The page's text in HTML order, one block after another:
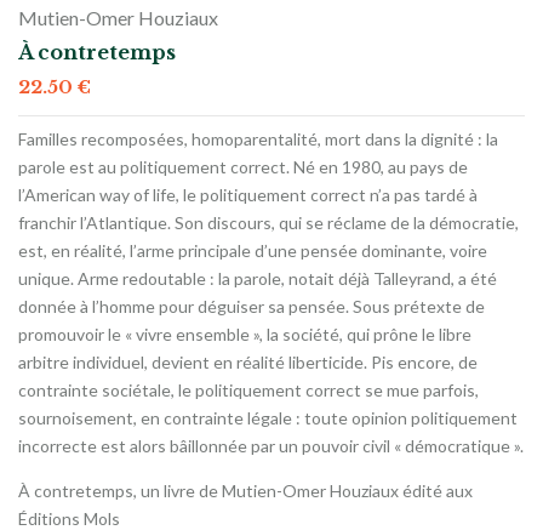
Mutien-Omer Houziaux
À contretemps
22.50 €
Familles recomposées, homoparentalité, mort dans la dignité : la
parole est au politiquement correct. Né en 1980, au pays de
l’American way of life, le politiquement correct n’a pas tardé à
franchir l’Atlantique. Son discours, qui se réclame de la démocratie,
est, en réalité, l’arme principale d’une pensée dominante, voire
unique. Arme redoutable : la parole, notait déjà Talleyrand, a été
donnée à l’homme pour déguiser sa pensée. Sous prétexte de
promouvoir le « vivre ensemble », la société, qui prône le libre
arbitre individuel, devient en réalité liberticide. Pis encore, de
contrainte sociétale, le politiquement correct se mue parfois,
sournoisement, en contrainte légale : toute opinion politiquement
incorrecte est alors bâillonnée par un pouvoir civil « démocratique ».
À contretemps, un livre de Mutien-Omer Houziaux édité aux
Éditions Mols